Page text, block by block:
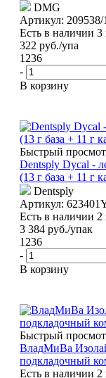
DMG
Артикул: 209538/1
Есть в наличии 3
322 руб./упа
1236
-
В корзину
Быстрый
Dentsply Dycal -
(13 г база + 11 г
Dentsply
Артикул:
Есть в наличии 2
3 384 руб./упак
1236
-
В корзину
Быстрый
ВладМиВа
подкладочный
Есть в наличии 2